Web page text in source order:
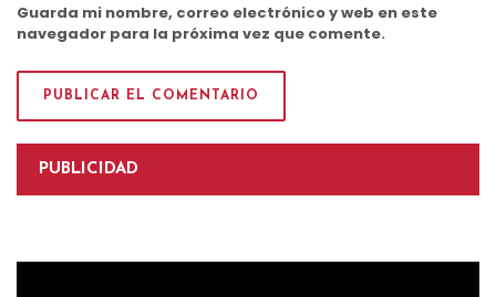
Guarda mi nombre, correo electrónico y web en este
navegador para la próxima vez que comente.
PUBLICIDAD